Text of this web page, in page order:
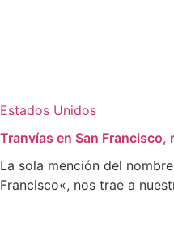
Estados Unidos
Tranvías en San
La sola mención del
Francisco«, nos trae a